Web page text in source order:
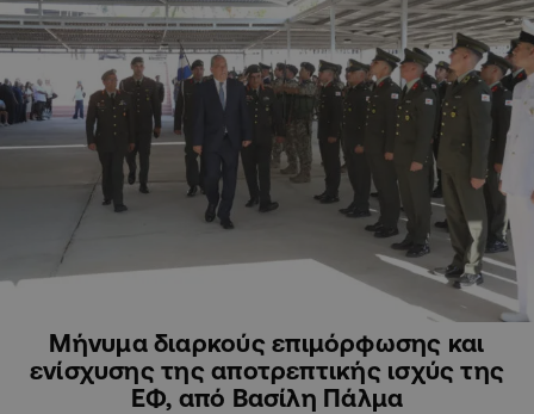
Μήνυμα διαρκούς επιμόρφωσης και
ενίσχυσης της αποτρεπτικής ισχύς της
ΕΦ, από Βασίλη Πάλμα